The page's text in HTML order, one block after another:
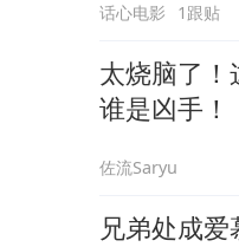
话心电影 1跟贴
太烧脑了
谁是凶手！
佐流Saryu
兄弟处成